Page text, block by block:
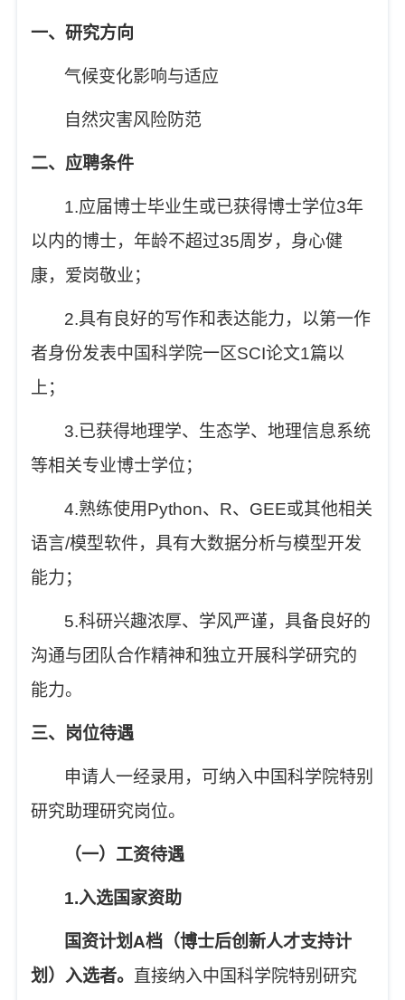
一、研究方向
气候变化影响与适应
自然灾害风险防范
二、应聘条件
1.应届博士毕业生或已获得博士学位3年
以内的博士，年龄不超过35周岁，身心健
康，爱岗敬业；
2.具有良好的写作和表达能力，以第一作
者身份发表中国科学院一区SCI论文1篇以
上；
3.已获得地理学、生态学、地理信息系统
等相关专业博士学位；
4.熟练使用Python、 R、 GEE或其他相关
语言/模型软件，具有大数据分析与模型开发
能力；
5.科研兴趣浓厚、学风严谨，具备良好的
沟通与团队合作精神和独立开展科学研究的
能力。
三、岗位待遇
申请人一经录用，可纳入中国科学院特别
研究助理研究岗位。
（一）工资待遇
1.入选国家资助
国资计划 A档（博士后创新人才支持计
划）入选者。 直接纳入中国科学院特别研究